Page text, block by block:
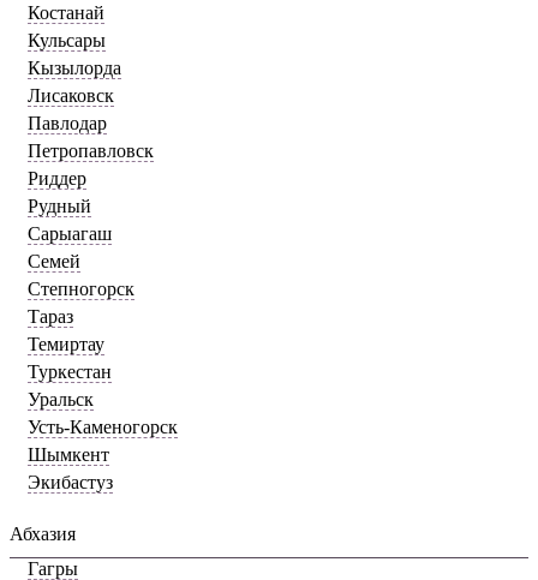
Костанай
Кульсары
Кызылорда
Лисаковск
Павлодар
Петропавловск
Риддер
Рудный
Сарыагаш
Семей
Степногорск
Тараз
Темиртау
Туркестан
Уральск
Усть-Каменогорск
Шымкент
Экибастуз
Абхазия
Гагры